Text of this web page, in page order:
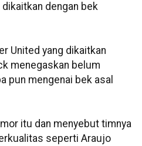
dengan bek
United yang dikaitkan
menegaskan belum
pun mengenai bek asal
itu dan menyebut timnya
seperti Araujo